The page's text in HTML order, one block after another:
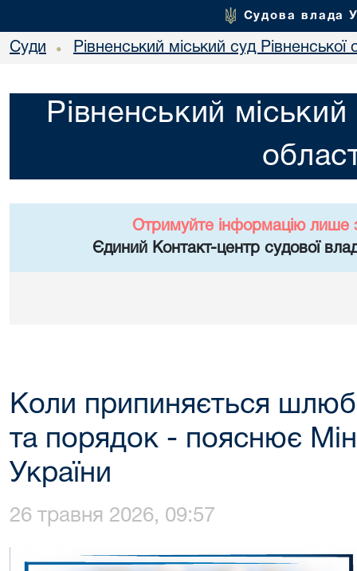
Судова влада
Суди • Рівненський міський суд Рівненської
Рівненський міський
Отримуйте інформацію лише
Єдиний Контакт-центр судової
Коли припиняється шлюб
та порядок - пояснює
України
26 травня 2026, 09:57